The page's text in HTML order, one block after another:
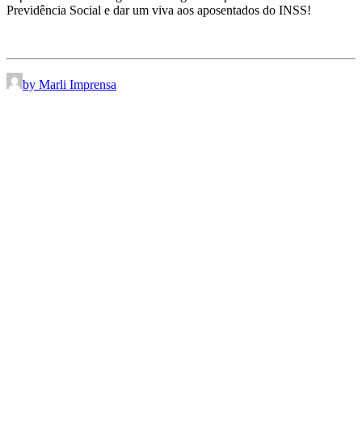
Previdência Social e dar um viva aos aposentados do INSS!
by Marli Imprensa